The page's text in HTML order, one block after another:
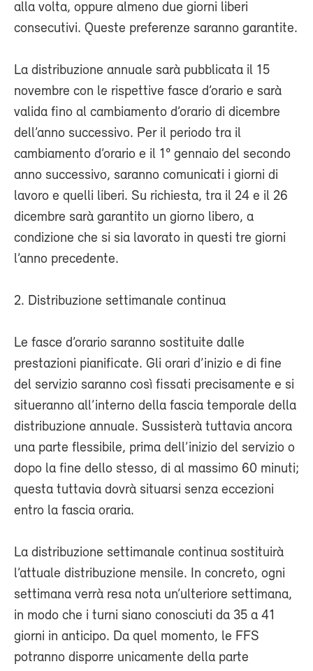
alla volta, oppure almeno due giorni liberi
consecutivi. Queste preferenze saranno garantite.
La distribuzione annuale sarà pubblicata il 15
novembre con le rispettive fasce d’orario e sarà
valida fino al cambiamento d’orario di dicembre
dell’anno successivo. Per il periodo tra il
cambiamento d’orario e il 1° gennaio del secondo
anno successivo, saranno comunicati i giorni di
lavoro e quelli liberi. Su richiesta, tra il 24 e il 26
dicembre sarà garantito un giorno libero, a
condizione che si sia lavorato in questi tre giorni
l’anno precedente.
2. Distribuzione settimanale continua
Le fasce d’orario saranno sostituite dalle
prestazioni pianificate. Gli orari d’inizio e di fine
del servizio saranno così fissati precisamente e si
situeranno all’interno della fascia temporale della
distribuzione annuale. Sussisterà tuttavia ancora
una parte flessibile, prima dell’inizio del servizio o
dopo la fine dello stesso, di al massimo 60 minuti;
questa tuttavia dovrà situarsi senza eccezioni
entro la fascia oraria.
La distribuzione settimanale continua sostituirà
l’attuale distribuzione mensile. In concreto, ogni
settimana verrà resa nota un’ulteriore settimana,
in modo che i turni siano conosciuti da 35 a 41
giorni in anticipo. Da quel momento, le FFS
potranno disporre unicamente della parte